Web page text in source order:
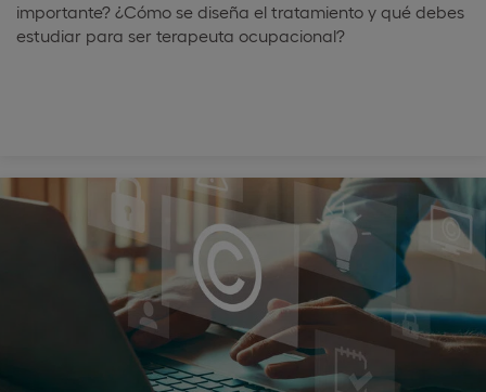
importante? ¿Cómo se diseña el tratamiento y qué debes
estudiar para ser terapeuta ocupacional?